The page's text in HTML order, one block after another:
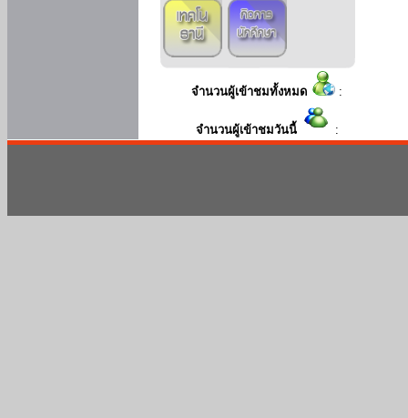
จำนวนผู้เข้าชมทั้งหมด :
จำนวนผู้เข้าชมวันนี้ :